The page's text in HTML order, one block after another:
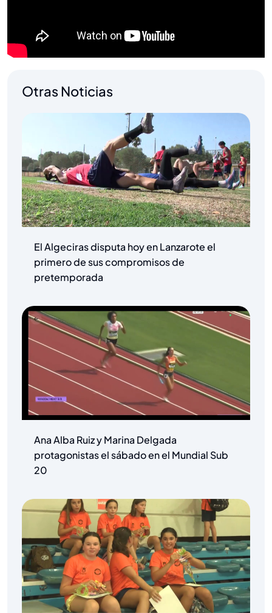
Otras Noticias
El Algeciras disputa hoy en Lanzarote el
primero de sus compromisos de
pretemporada
Ana Alba Ruiz y Marina Delgada
protagonistas el sábado en el Mundial Sub
20